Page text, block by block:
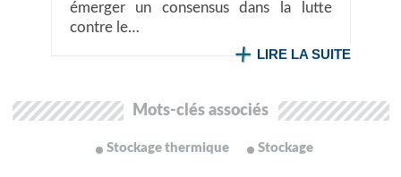
émerger un consensus dans la lutte
contre le…
LIRE LA SUITE
Mots-clés associés
Stockage thermique Stockage